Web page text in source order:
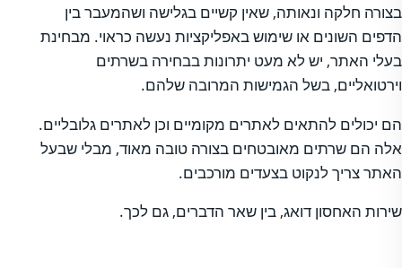
בצורה חלקה ונאותה, שאין קשיים בגלישה ושהמעבר בין
הדפים השונים או שימוש באפליקציות נעשה כראוי. מבחינת
בעלי האתר, יש לא מעט יתרונות בבחירה בשרתים
וירטואליים, בשל הגמישות המרובה שלהם.
הם יכולים להתאים לאתרים מקומיים וכן לאתרים גלובליים.
אלה הם שרתים מאובטחים בצורה טובה מאוד, מבלי שבעל
האתר צריך לנקוט בצעדים מורכבים.
שירות האחסון דואג, בין שאר הדברים, גם לכך.